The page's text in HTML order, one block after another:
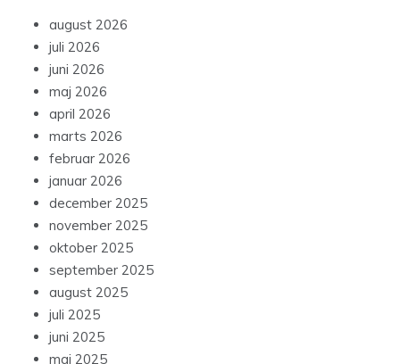
august 2026
juli 2026
juni 2026
maj 2026
april 2026
marts 2026
februar 2026
januar 2026
december 2025
november 2025
oktober 2025
september 2025
august 2025
juli 2025
juni 2025
maj 2025